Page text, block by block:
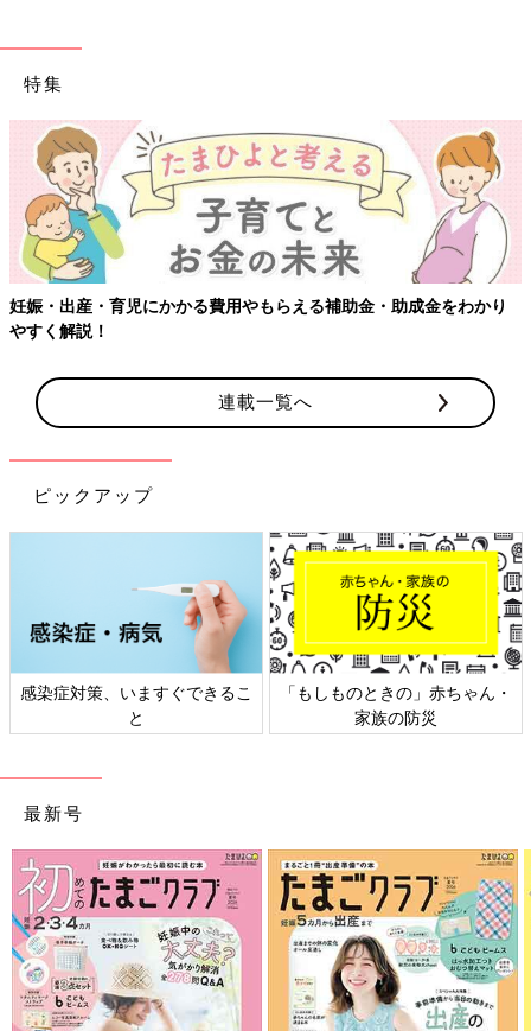
特集
育児にかかる費用やもらえる補助金・助成金をわかり
【ワクチ
連載一覧へ
ピックアップ
対策、いますぐできるこ
「もしものときの」赤ちゃん・
家族の防災
日本
最新号